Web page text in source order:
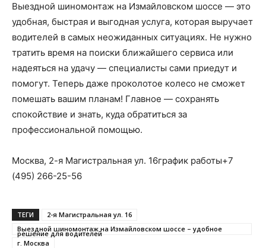
Выездной шиномонтаж на Измайловском шоссе — это
удобная, быстрая и выгодная услуга, которая выручает
водителей в самых неожиданных ситуациях. Не нужно
тратить время на поиски ближайшего сервиса или
надеяться на удачу — специалисты сами приедут и
помогут. Теперь даже проколотое колесо не сможет
помешать вашим планам! Главное — сохранять
спокойствие и знать, куда обратиться за
профессиональной помощью.
Москва, 2-я Магистральная ул. 16график работы+7
(495) 266-25-56
ТЕГИ
2-я Магистральная ул. 16
Выездной шиномонтаж на Измайловском шоссе – удобное
решение для водителей
г. Москва